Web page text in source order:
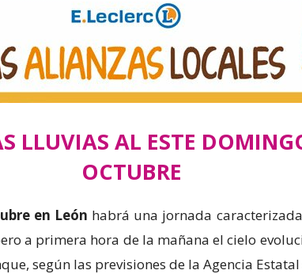
LLUVIAS AL ESTE
OCTUBRE
en León habrá una jornada
a primera hora de la mañana el cielo
según las previsiones de la Agencia